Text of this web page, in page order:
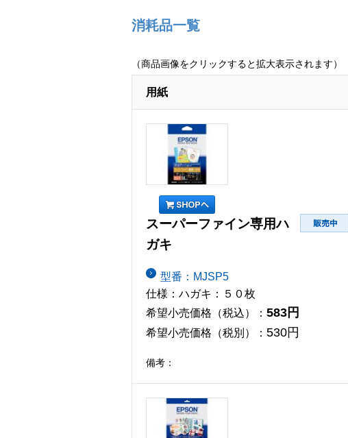
消耗品一覧
（商品画像をクリックすると拡大表示されます）
用紙
スーパーファイン専用ハ
ガキ
型番：MJSP5
仕様：ハガキ：５０枚
希望小売価格（税込）： 583円
希望小売価格（税別）： 530円
備考：